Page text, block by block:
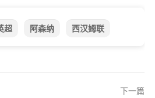
超 阿森纳 西汉姆联
下一篇